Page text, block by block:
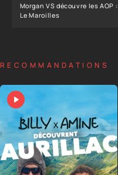
Morgan VS découvre les AOP :
Le Maroilles
RECOMMANDATIONS